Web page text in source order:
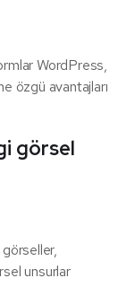
WordPress,
özgü avantajları
görsel
unsurlar